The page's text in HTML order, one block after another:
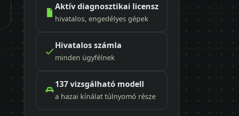
Aktív diagnosztikai licensz
hivatalos, engedélyes gépek
Hivatalos számla
minden ügyfélnek
137 vizsgálható modell
a hazai kínálat túlnyomó része